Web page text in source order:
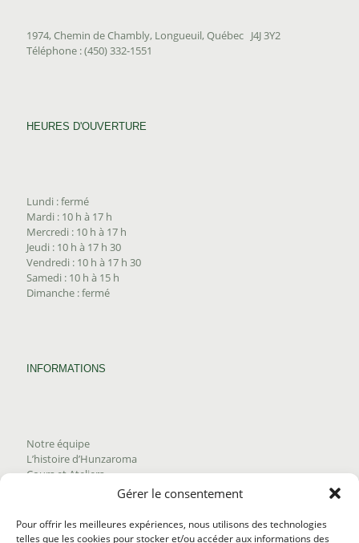
Gérer le consentement
Pour offrir les meilleures expériences, nous utilisons des technologies
telles que les cookies pour stocker et/ou accéder aux informations des
1974, Chemin de Chambly, Longueuil, Québec J4J 3Y2
Téléphone : (450) 332-1551
HEURES D'OUVERTURE
Lundi : fermé
Mardi : 10 h à 17 h
Mercredi : 10 h à 17 h
Jeudi : 10 h à 17 h 30
Vendredi : 10 h à 17 h 30
Samedi : 10 h à 15 h
Dimanche : fermé
INFORMATIONS
Notre équipe
L’histoire d’Hunzaroma
Cours et Ateliers
Trouver nos produits
Politique de frais d'envoi